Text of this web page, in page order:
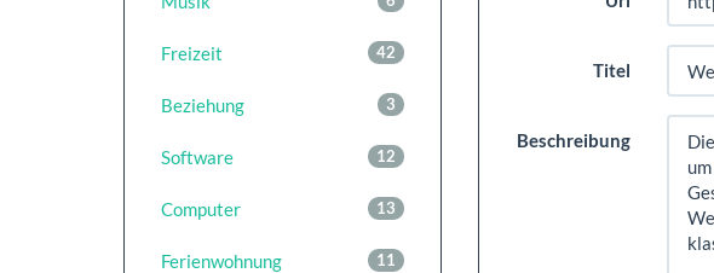
42
Freizeit
3
Beziehung
12
Software
13
Computer
11
Ferienwohnung
Titel
Beschreibung